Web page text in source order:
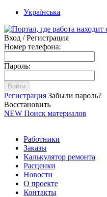
Українська
Вход / Регистрация
Номер телефона:
Пароль:
Войти
Регистрация Забыли пароль?
Восстановить
NEW Поиск материалов
Работники
Заказы
Калькулятор ремонта
Расценки
Новости
О проекте
Контакты